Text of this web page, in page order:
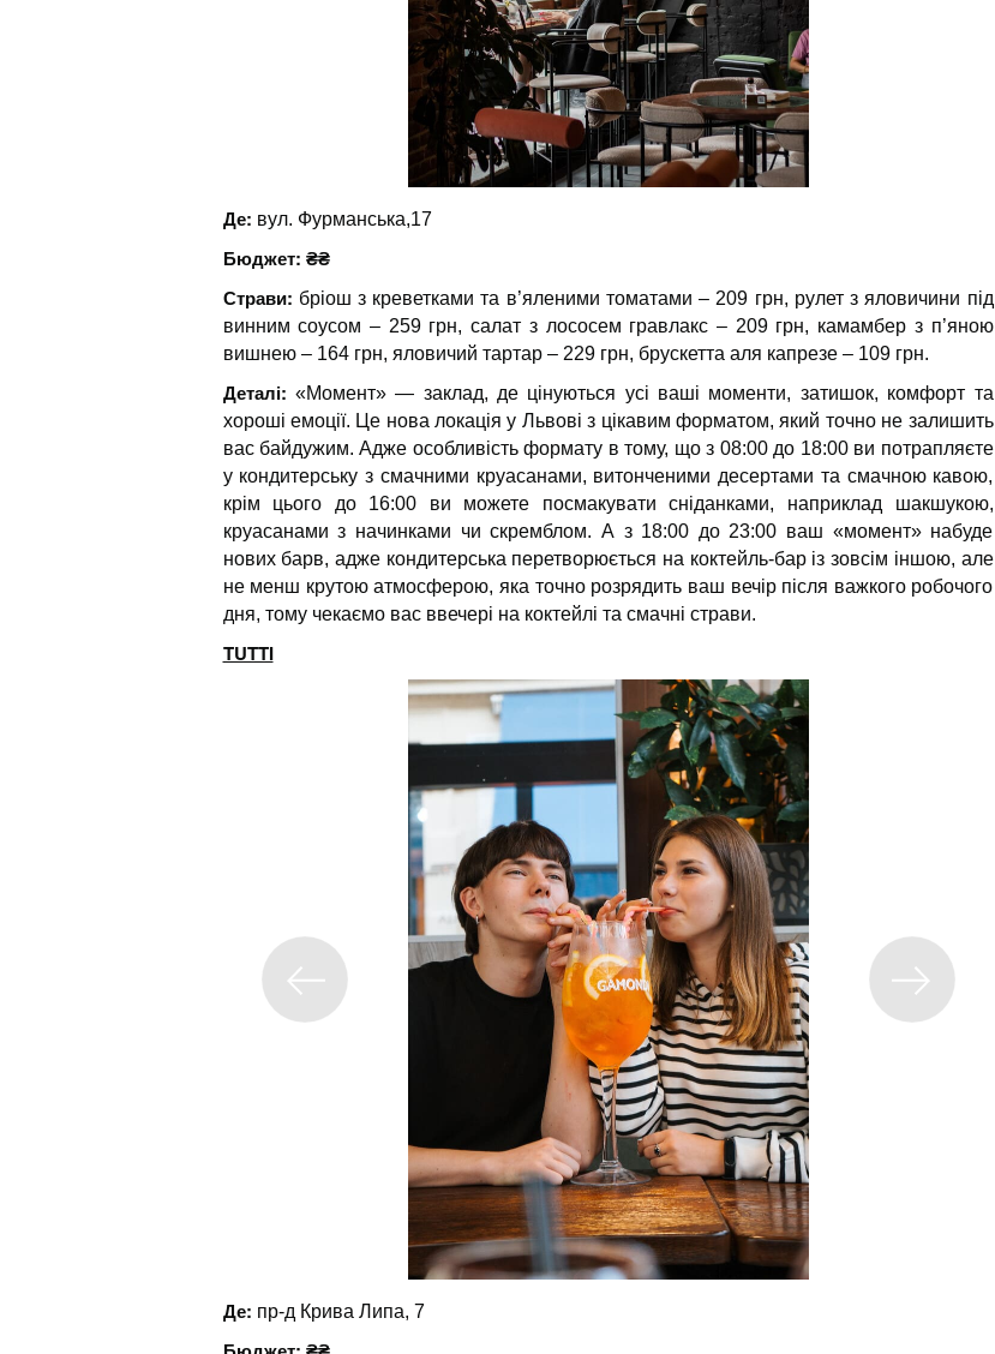
Де: вул. Фурманська,17
Бюджет: ₴₴
Страви: бріош з креветками та в’яленими томатами – 209 грн, рулет з яловичини під
винним соусом – 259 грн, салат з лососем гравлакс – 209 грн, камамбер з п’яною
вишнею – 164 грн, яловичий тартар – 229 грн, брускетта аля капрезе – 109 грн.
Деталі: «Момент» — заклад, де цінуються усі ваші моменти, затишок, комфорт та
хороші емоції. Це нова локація у Львові з цікавим форматом, який точно не залишить
вас байдужим. Адже особливість формату в тому, що з 08:00 до 18:00 ви потрапляєте
у кондитерську з смачними круасанами, витонченими десертами та смачною кавою,
крім цього до 16:00 ви можете посмакувати сніданками, наприклад шакшукою,
круасанами з начинками чи скремблом. А з 18:00 до 23:00 ваш «момент» набуде
нових барв, адже кондитерська перетворюється на коктейль-бар із зовсім іншою, але
не менш крутою атмосферою, яка точно розрядить ваш вечір після важкого робочого
дня, тому чекаємо вас ввечері на коктейлі та смачні страви.
TUTTI
Де: пр-д Крива Липа, 7